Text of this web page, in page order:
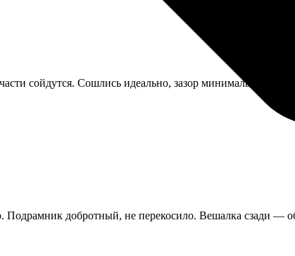
сойдутся. Сошлись идеально, зазор минимальный.
добротный, не перекосило. Вешалка сзади —